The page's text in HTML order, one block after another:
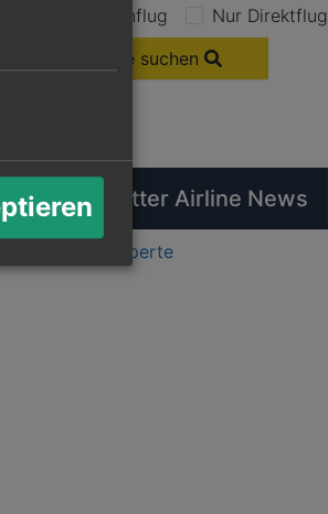
Nur Hinflug
Nur Direktflug
Flüge suchen
Aktuelle Twitter Airline News
by flugexperte